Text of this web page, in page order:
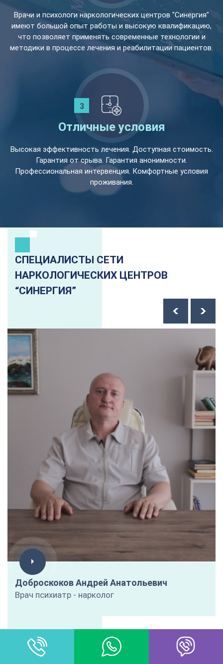
Врачи и психологи наркологических центров "Синергия"
имеют большой опыт работы и высокую квалификацию,
что позволяет применять современные технологии и
методики в процессе лечения и реабилитации пациентов.
Отличные условия
Высокая эффективность лечения. Доступная стоимость.
Гарантия от срыва. Гарантия анонимности.
Профессиональная интервенция. Комфортные условия
проживания.
СПЕЦИАЛИСТЫ СЕТИ
НАРКОЛОГИЧЕСКИХ ЦЕНТРОВ
“СИНЕРГИЯ”
Доброскоков Андрей Анатольевич
Врач психиатр - нарколог